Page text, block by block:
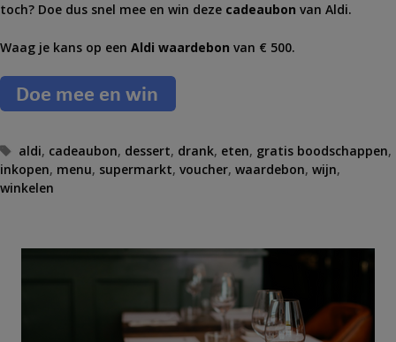
toch? Doe dus snel mee en win deze cadeaubon van Aldi.
Waag je kans op een Aldi waardebon van € 500.
T
a
g
aldi, cadeaubon, dessert, drank, eten, gratis boodschappen,
inkopen, menu, supermarkt, voucher, waardebon, wijn,
winkelen